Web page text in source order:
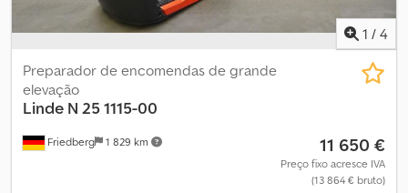
1 / 4
Friedberg 1 829 km
Preparador de encomendas de grande
elevação
Linde N 25 1115-00
11 650 €
Preço fixo acresce IVA
(13 864 € bruto)